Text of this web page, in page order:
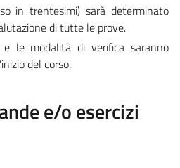
in trentesimi) sarà determinato
di tutte le prove.
le modalità di verifica saranno
del corso.
e/o esercizi